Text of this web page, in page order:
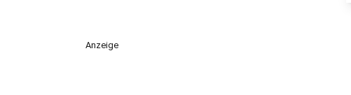
Anzeige